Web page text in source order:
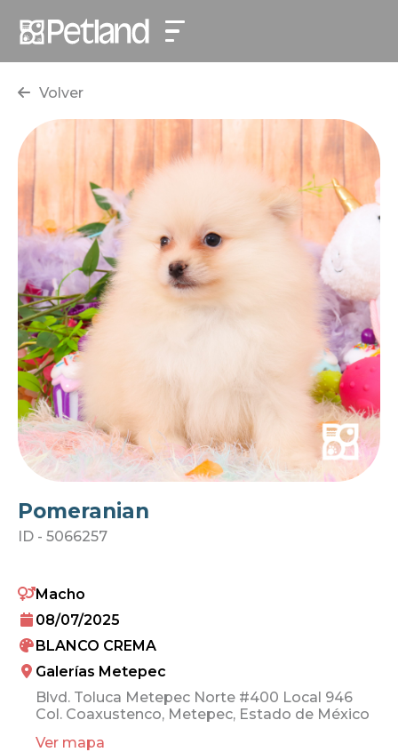
Volver
Pomeranian
ID - 5066257
Macho
08/07/2025
BLANCO CREMA
Galerías Metepec
Blvd. Toluca Metepec Norte #400 Local 946
Col. Coaxustenco, Metepec, Estado de México
Ver mapa